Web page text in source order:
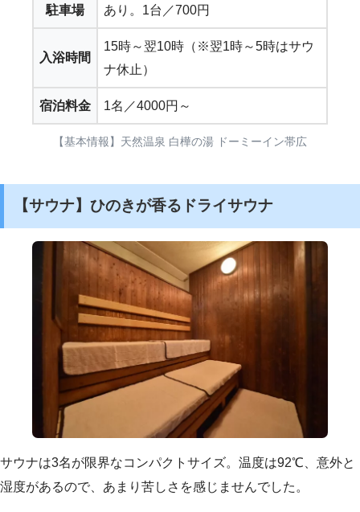
駐車場 あり。1台／700円
入浴時間
15時～翌10時（※翌1時～5時はサウ
ナ休止）
宿泊料金 1名／4000円～
【基本情報】天然温泉 白樺の湯 ドーミーイン帯広
【サウナ】ひのきが香るドライサウナ
サウナは3名が限界なコンパクトサイズ。温度は92℃、意外と
湿度があるので、あまり苦しさを感じませんでした。